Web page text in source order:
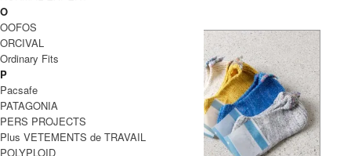
O
OOFOS
ORCIVAL
Ordinary Fits
P
Pacsafe
PATAGONIA
PERS PROJECTS
Plus VETEMENTS de TRAVAIL
POLYPLOID